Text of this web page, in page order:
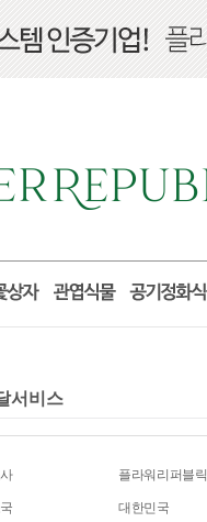
서비스
플라워리퍼블릭
대한민국